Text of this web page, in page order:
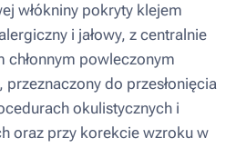
włókniny pokryty klejem
i jałowy, z centralnie
chłonnym powleczonym
do przesłonięcia
okulistycznych i
oraz przy korekcie wzroku w